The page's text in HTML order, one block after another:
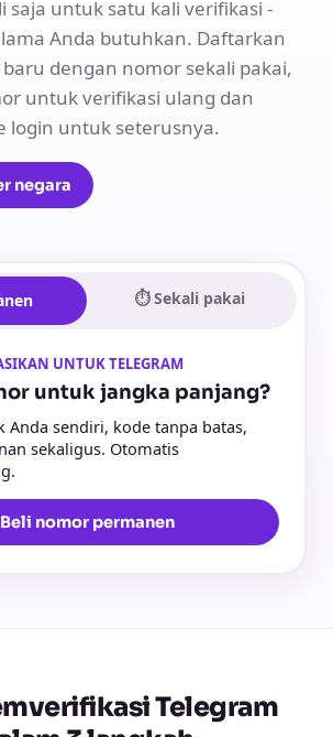
saja untuk satu kali verifikasi -
Anda butuhkan. Daftarkan
dengan nomor sekali pakai,
untuk verifikasi ulang dan
login untuk seterusnya.
negara
⏱ Sekali pakai
UNTUK TELEGRAM
untuk jangka panjang?
Anda sendiri, kode tanpa batas,
sekaligus. Otomatis
Beli nomor permanen
Telegram